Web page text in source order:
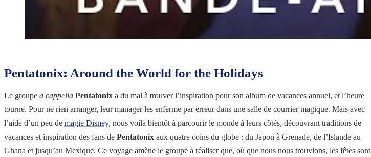
Pentatonix: Around the World for the Holidays
Le groupe a cappella Pentatonix a du mal à trouver l’inspiration pour son album de vacances annuel, et l’heure
tourne. Pour ne rien arranger, leur manager les enferme par erreur dans une salle de courrier magique. Mais avec
l’aide d’un peu de magie Disney, nous voilà bientôt à parcourir le monde à leurs côtés, découvrant traditions de
vacances et inspiration des fans de Pentatonix aux quatre coins du globe : du Japon à Grenade, de l’Islande au
Ghana et jusqu’au Mexique. Ce voyage amène le groupe à réaliser que, où que nous nous trouvions, les fêtes sont